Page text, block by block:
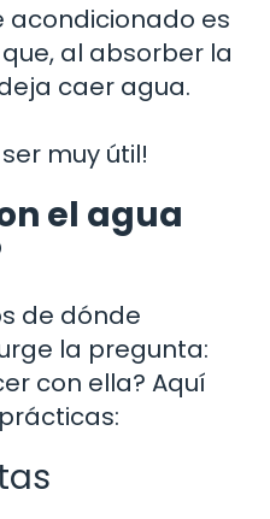
acondicionado es
al absorber la
caer agua.
muy útil!
el agua
de dónde
la pregunta:
con ella? Aquí